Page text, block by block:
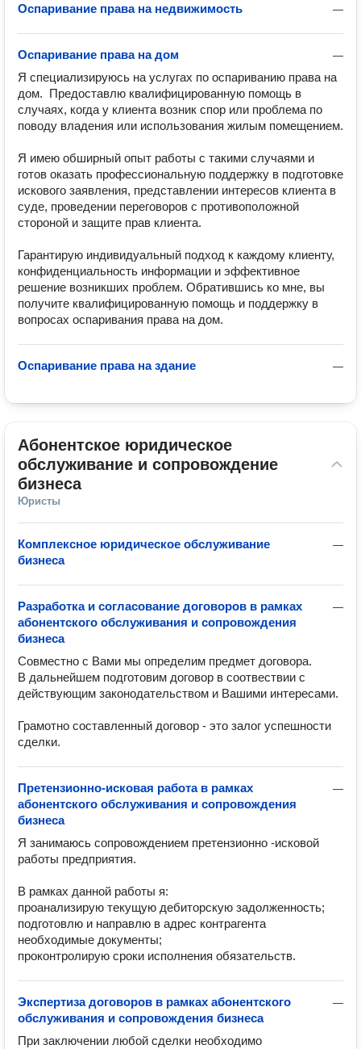
—
Оспаривание права на недвижимость
—
Оспаривание права на дом
Я специализируюсь на услугах по оспариванию права на
дом.  Предоставлю квалифицированную помощь в
случаях, когда у клиента возник спор или проблема по
поводу владения или использования жилым помещением.
Я имею обширный опыт работы с такими случаями и
готов оказать профессиональную поддержку в подготовке
искового заявления, представлении интересов клиента в
суде, проведении переговоров с противоположной
стороной и защите прав клиента.
Гарантирую индивидуальный подход к каждому клиенту,
конфиденциальность информации и эффективное
решение возникших проблем. Обратившись ко мне, вы
получите квалифицированную помощь и поддержку в
вопросах оспаривания права на дом.
—
Оспаривание права на здание
Абонентское юридическое
обслуживание и сопровождение
бизнеса
Юристы
—
Комплексное юридическое обслуживание
бизнеса
—
Разработка и согласование договоров в рамках
абонентского обслуживания и сопровождения
бизнеса
Совместно с Вами мы определим предмет договора.
В дальнейшем подготовим договор в соотвествии с
действующим законодательством и Вашими интересами.
Грамотно составленный договор - это залог успешности
сделки.
—
Претензионно-исковая работа в рамках
абонентского обслуживания и сопровождения
бизнеса
Я занимаюсь сопровождением претензионно -исковой
работы предприятия.
В рамках данной работы я:
проанализирую текущую дебиторскую задолженность;
подготовлю и направлю в адрес контрагента
необходимые документы;
—
Экспертиза договоров в рамках абонентского
обслуживания и сопровождения бизнеса
При заключении любой сделки необходимо